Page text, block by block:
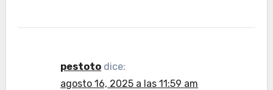
pestoto dice:
agosto 16, 2025 a las 11:59 am